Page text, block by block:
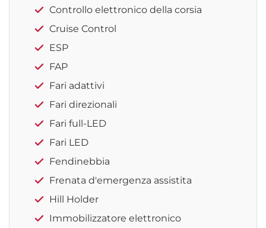
Controllo elettronico della corsia
Cruise Control
ESP
FAP
Fari adattivi
Fari direzionali
Fari full-LED
Fari LED
Fendinebbia
Frenata d'emergenza assistita
Hill Holder
Immobilizzatore elettronico